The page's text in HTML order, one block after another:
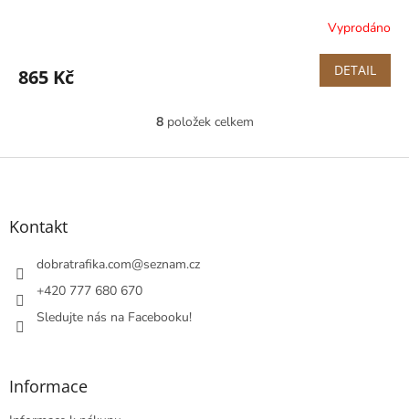
Vyprodáno
865 Kč DETAIL
O
l
8položek celkem
Z
Kontakt
dobratrafika.com@seznam.cz
+420 777 680 670
Sledujte nás na Facebooku!
Informace